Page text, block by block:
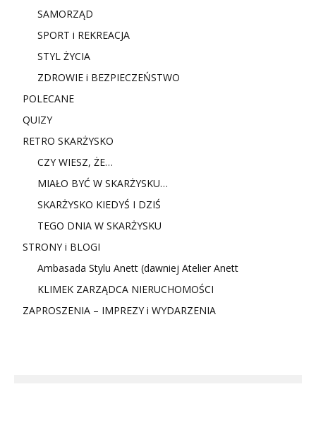
SAMORZĄD
SPORT i REKREACJA
STYL ŻYCIA
ZDROWIE i BEZPIECZEŃSTWO
POLECANE
QUIZY
RETRO SKARŻYSKO
CZY WIESZ, ŻE…
MIAŁO BYĆ W SKARŻYSKU…
SKARŻYSKO KIEDYŚ I DZIŚ
TEGO DNIA W SKARŻYSKU
STRONY i BLOGI
Ambasada Stylu Anett (dawniej Atelier Anett
KLIMEK ZARZĄDCA NIERUCHOMOŚCI
ZAPROSZENIA – IMPREZY i WYDARZENIA